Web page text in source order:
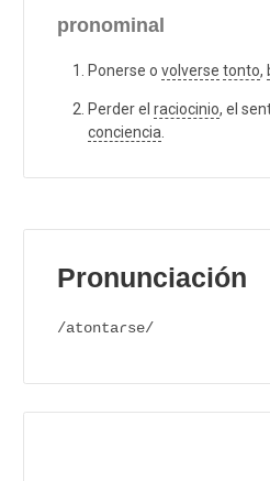
pronominal
Ponerse o volverse tonto,
Perder el raciocinio, el
conciencia
Pronunciación
/atontaɾse/